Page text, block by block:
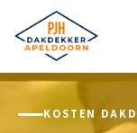
KOSTEN